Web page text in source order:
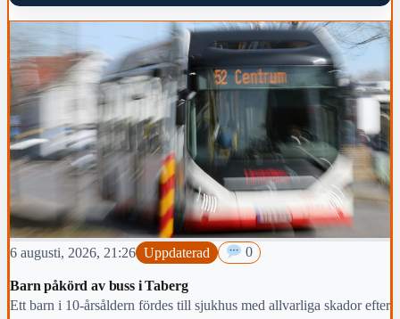
6 augusti, 2026, 21:26 Uppdaterad 0
Barn påkörd av buss i Taberg
Ett barn i 10-årsåldern fördes till sjukhus med allvarliga skador efter